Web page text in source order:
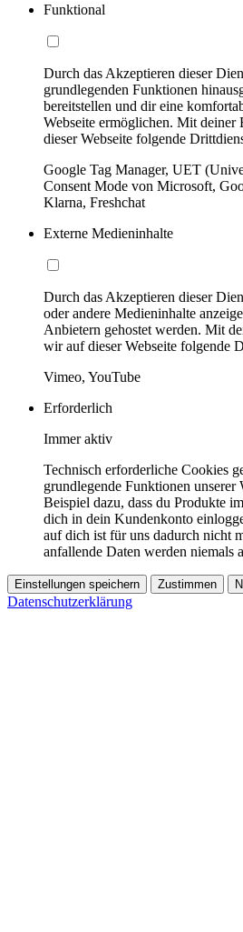
Funktional
Durch das Akzeptieren dieser
grundlegenden Funktionen
bereitstellen und dir eine
Webseite ermöglichen. Mit
dieser Webseite folgende
Google Tag Manager, UET
Consent Mode von Microsoft,
Klarna, Freshchat
Externe Medieninhalte
Durch das Akzeptieren dieser
oder andere Medieninhalte
Anbietern gehostet werden. Mit
wir auf dieser Webseite folgende
Vimeo, YouTube
Erforderlich
Immer aktiv
Technisch erforderliche Cookies
grundlegende Funktionen unserer
Beispiel dazu, dass du Produkte
dich in dein Kundenkonto
auf dich ist für uns dadurch nicht
anfallende Daten werden niemals
Einstellungen speichern Zustimmen
Datenschutzerklärung